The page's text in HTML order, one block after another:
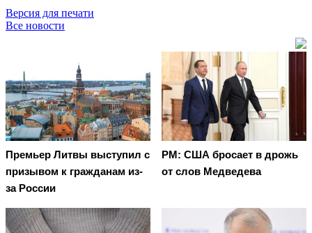
Версия для печати
Все новости
Премьер Литвы выступил с
призывом к гражданам из-
за России
PM: США бросает в дрожь
от слов Медведева